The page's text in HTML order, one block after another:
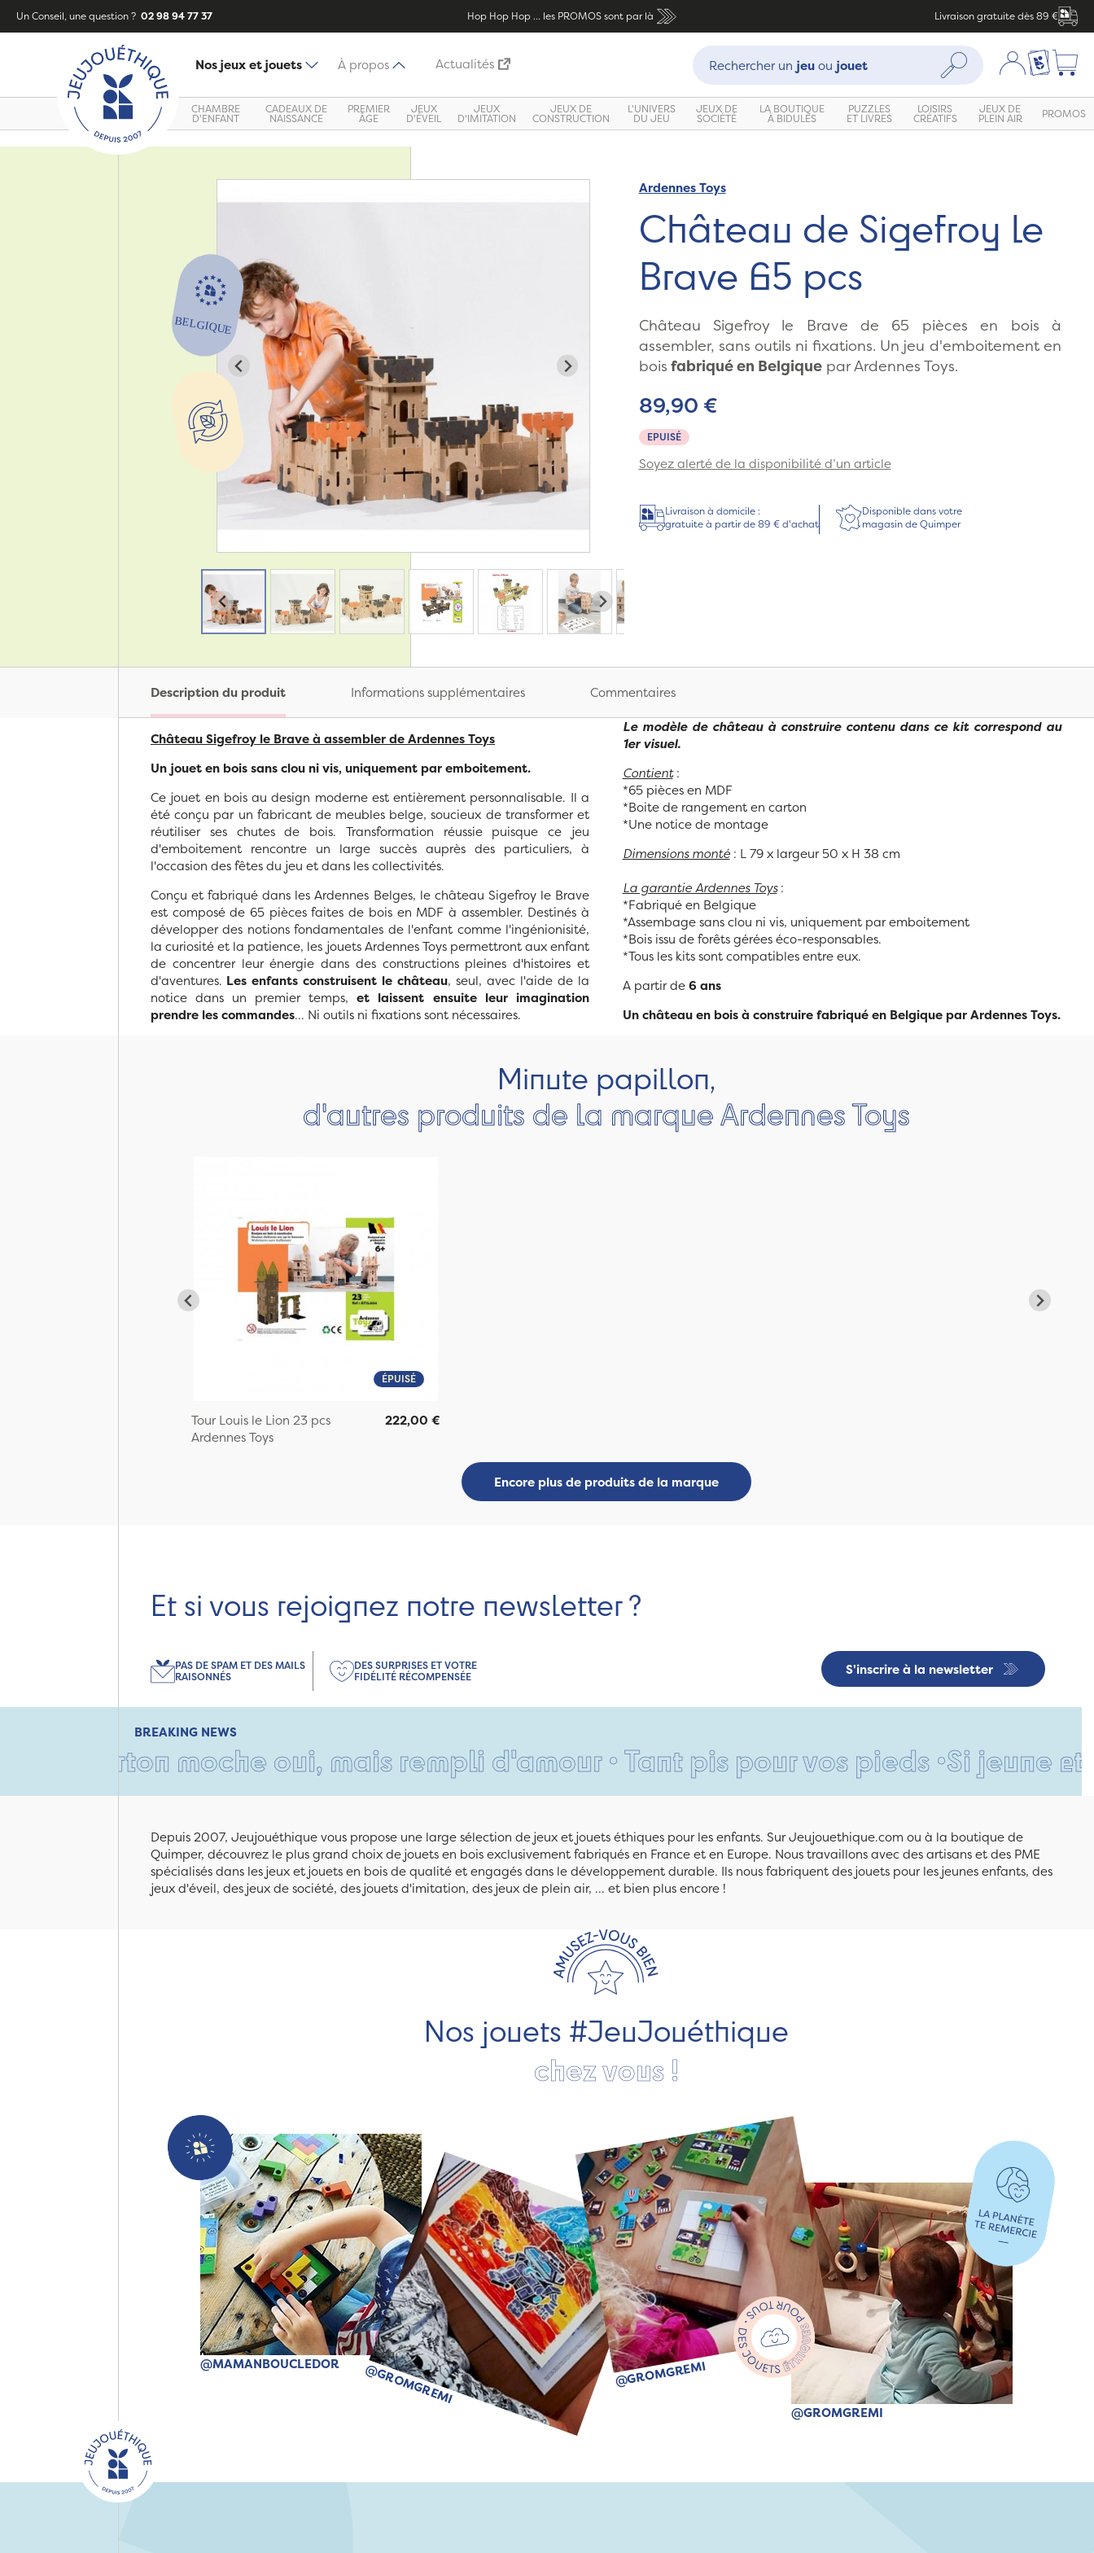
Un Conseil, une question ? 02 98 94 77 37 Hop Hop Hop ... les PROMOS sont par là Livraison gratuite dès 89 €
Nos jeux et jouets À propos Actualités
Recherche :
Rechercher un jeuou jouet Rechercher Mon compte
Ma liste
CHAMBRE
D'ENFANT
CADEAUX DE
NAISSANCE
PREMIER
ÂGE
JEUX
D'ÉVEIL
JEUX
D'IMITATION
JEUX DE
CONSTRUCTION
L'UNIVERS
DU JEU
JEUX DE
SOCIÉTÉ
LA BOUTIQUE
À BIDULES
PUZZLES
ET LIVRES
LOISIRS
CRÉATIFS
JEUX DE
PLEIN AIR PROMOS
ZoomArdennes Toys
Château de Sigefroy le
Brave 65 pcs
Château Sigefroy le Brave de 65 pièces en bois à
assembler, sans outils ni fixations. Un jeu d'emboitement en
bois fabriqué en Belgiquepar Ardennes Toys.
EPUISÉ
89,90 €
Soyez alerté de la disponibilité d’un article
Livraison à domicile :
gratuite à partir de 89 € d'achat
Disponible dans votre
magasin de Quimper
Description du produit Informations supplémentaires Commentaires
Château Sigefroy le Brave à assembler de Ardennes Toys
Un jouet en bois sans clou ni vis, uniquement par emboitement.
Ce jouet en bois au design moderne est entièrement personnalisable. Il a
été conçu par un fabricant de meubles belge, soucieux de transformer et
réutiliser ses chutes de bois. Transformation réussie puisque ce jeu
d'emboitement rencontre un large succès auprès des particuliers, à
l'occasion des fêtes du jeu et dans les collectivités.
Conçu et fabriqué dans les Ardennes Belges, le château Sigefroy le Brave
est composé de 65 pièces faites de bois en MDF à assembler. Destinés à
développer des notions fondamentales de l'enfant comme l'ingénionisité,
la curiosité et la patience, les jouets Ardennes Toys permettront aux enfant
de concentrer leur énergie dans des constructions pleines d'histoires et
d'aventures. Les enfants construisent le château, seul, avec l'aide de la
notice dans un premier temps, et laissent ensuite leur imagination
prendre les commandes... Ni outils ni fixations sont nécessaires.
Le modèle de château à construire contenu dans ce kit correspond au
1er visuel.
Contient:
*65 pièces en MDF
*Boite de rangement en carton
*Une notice de montage
Dimensions monté: L 79 x largeur 50 x H 38 cm
La garantie Ardennes Toys:
*Fabriqué en Belgique
*Assembage sans clou ni vis, uniquement par emboitement
*Bois issu de forêts gérées éco-responsables.
*Tous les kits sont compatibles entre eux.
A partir de6 ans
Un château en bois à construire fabriqué en Belgique par Ardennes Toys.
Minute papillon,
d'autres produits de la marque Ardennes Toys
ÉPUISÉ
Tour Louis le Lion 23 pcs
Ardennes Toys
222,00 €
Encore plus de produits de la marque
Et si vous rejoignez notre newsletter ?
S'inscrire à la newsletter
PAS DE SPAM ET DES MAILS
RAISONNÉS
DES SURPRISES ET VOTRE
FIDÉLITÉ RÉCOMPENSÉE
BREAKING NEWS
moche oui, mais rempli d'amour • Tant pis pour vos pieds •Si jeune et déjà
Depuis 2007, Jeujouéthique vous propose une large sélection de jeux et jouets éthiques pour les enfants. Sur Jeujouethique.com ou à la boutique de
Quimper, découvrez le plus grand choix de jouets en bois exclusivement fabriqués en France et en Europe. Nous travaillons avec des artisans et des PME
spécialisés dans les jeux et jouets en bois de qualité et engagés dans le développement durable. Ils nous fabriquent des jouets pour les jeunes enfants, des
jeux d'éveil, des jeux de société, des jouets d'imitation, des jeux de plein air, ... et bien plus encore !
Nos jouets #JeuJouéthique
chez vous !
@MAMANBOUCLEDOR @GROMGREMI @GROMGREMI
@GROMGREMI